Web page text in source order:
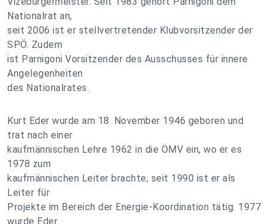
Nationalrat an,
seit 2006 ist er stellvertretender Klubvorsitzender der
SPÖ. Zudem
ist Parnigoni Vorsitzender des Ausschusses für innere
Angelegenheiten
des Nationalrates.
Kurt Eder wurde am 18. November 1946 geboren und
trat nach einer
kaufmännischen Lehre 1962 in die ÖMV ein, wo er es
1978 zum
kaufmännischen Leiter brachte; seit 1990 ist er als
Leiter für
Projekte im Bereich der Energie-Koordination tätig. 1977
wurde Eder